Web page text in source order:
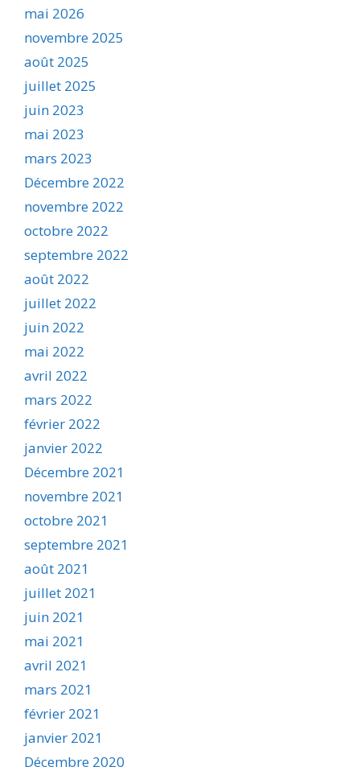
mai 2026
novembre 2025
août 2025
juillet 2025
juin 2023
mai 2023
mars 2023
Décembre 2022
novembre 2022
octobre 2022
septembre 2022
août 2022
juillet 2022
juin 2022
mai 2022
avril 2022
mars 2022
février 2022
janvier 2022
Décembre 2021
novembre 2021
octobre 2021
septembre 2021
août 2021
juillet 2021
juin 2021
mai 2021
avril 2021
mars 2021
février 2021
janvier 2021
Décembre 2020